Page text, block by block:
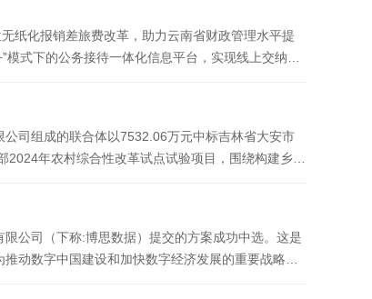
纸化报销差旅费改革，助力云南省财政管理水平提
式下的公务接待一体化信息平台，实现线上交纳、
司组成的联合体以7532.06万元中标吉林省大安市
年农村综合性改革试点试验项目，围绕构建乡村
公司（下称:博思数据）提交的方案成功中选。这是
动数字中国建设和加快数字经济发展的重要战略资